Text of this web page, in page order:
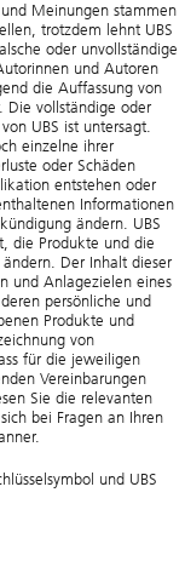
Meinungen stammen
trotzdem lehnt UBS
oder unvollständige
und Autoren
die Auffassung von
Die vollständige oder
UBS ist untersagt.
einzelne ihrer
oder Schäden
entstehen oder
Informationen
ändern. UBS
die Produkte und die
Der Inhalt dieser
und Anlagezielen eines
persönliche und
Produkte und
von
für die jeweiligen
Vereinbarungen
Sie die relevanten
bei Fragen an Ihren
und UBS